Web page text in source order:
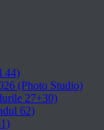
44)
(Photo Studio)
27+30)
62)